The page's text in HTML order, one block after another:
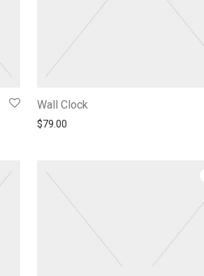
Wall Clock
$79.00